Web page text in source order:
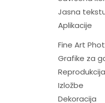
Jasna
Aplikacije
Fine Art
Grafike za
Reprodukcija
Izložbe
Dekoracija